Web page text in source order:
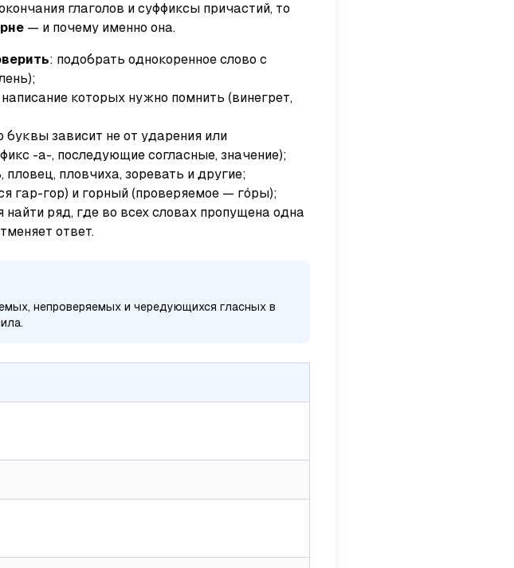
глаголов и суффиксы причастий, то
— и почему именно она.
: подобрать однокоренное слово с
);
которых нужно помнить (винегрет,
буквы зависит не от ударения или
-а-, последующие согласные, значение);
пловец, пловчиха, зоревать и другие;
гар-гор) и горный (проверяемое — го́ры);
найти ряд, где во всех словах пропущена одна
ответ.
непроверяемых и чередующихся гласных в